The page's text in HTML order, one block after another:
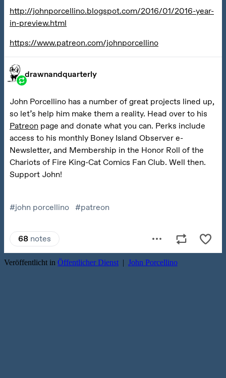
Veröffentlicht in Öffentlicher Dienst | John Porcellino